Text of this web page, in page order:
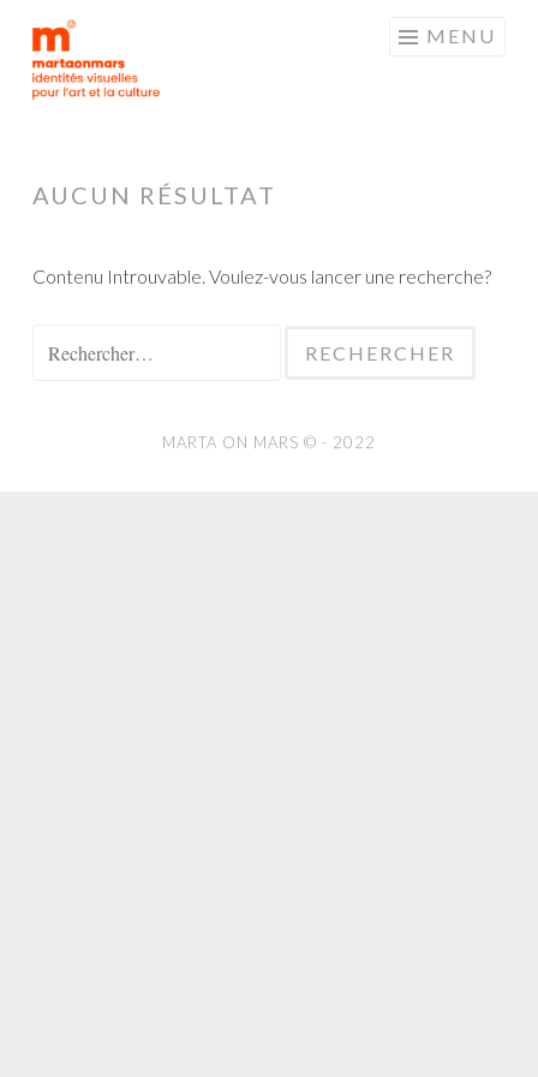
Aller
au
contenu
MARTAONMARS
MENU
AUCUN RÉSULTAT
Contenu Introuvable. Voulez-vous lancer une recherche?
MARTA ON MARS © - 2022